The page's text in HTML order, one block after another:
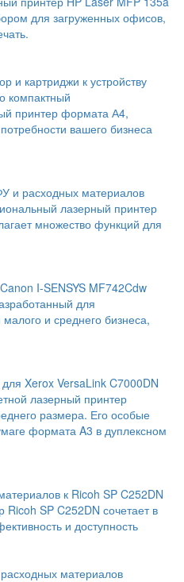
для загруженных офисов,
и картриджи к устройству
компактный
принтер формата А4,
вашего бизнеса
и расходных материалов
лазерный принтер
множество функций для
I-SENSYS MF742Cdw
для
и среднего бизнеса,
Xerox VersaLink C7000DN
лазерный принтер
размера. Его особые
формата A3 в дуплексном
к Ricoh SP C252DN
SP C252DN сочетает в
и доступность
материалов